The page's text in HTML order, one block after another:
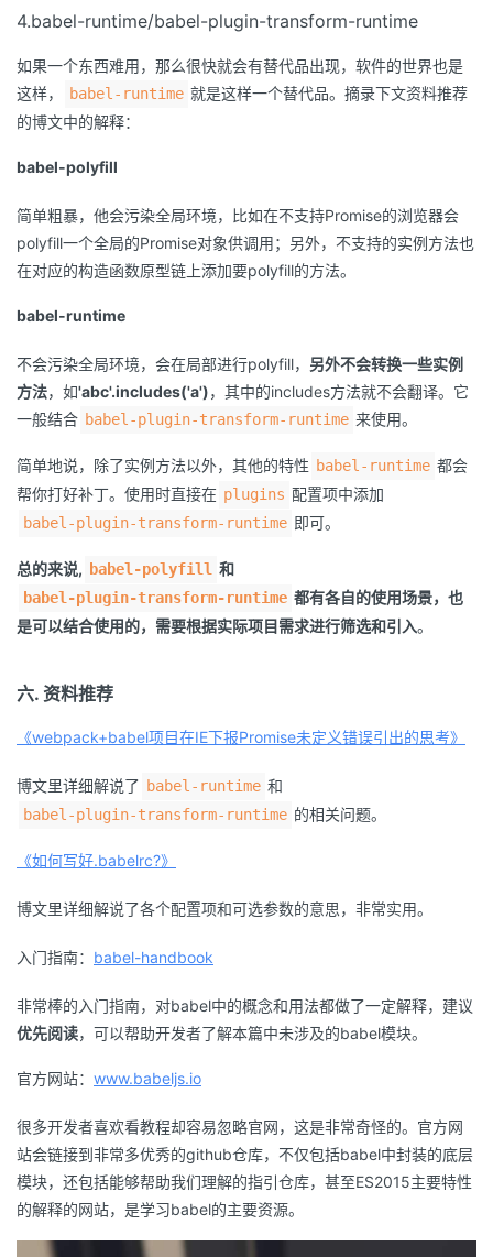
4.babel-runtime/babel-plugin-transform-runtime
如果一个东西难用，那么很快就会有替代品出现，软件的世界也是
这样，
babel-runtime 就是这样一个替代品。摘录下文资料推荐
的博文中的解释：
babel-polyfill
简单粗暴，他会污染全局环境，比如在不支持Promise的浏览器会
polyfill一个全局的Promise对象供调用；另外，不支持的实例方法也
在对应的构造函数原型链上添加要polyfill的方法。
babel-runtime
不会污染全局环境，会在局部进行polyfill， 另外不会转换一些实例
方法，如'abc'.includes('a')，其中的includes方法就不会翻译。它
一般结合 babel-plugin-transform-runtime 来使用。
简单地说，除了实例方法以外，其他的特性 babel-runtime 都会
帮你打好补丁。使用时直接在 plugins 配置项中添加
babel-plugin-transform-runtime 即可。
总的来说, babel-polyfill 和
babel-plugin-transform-runtime 都有各自的使用场景，也
是可以结合使用的，需要根据实际项目需求进行筛选和引入。
六. 资料推荐
《webpack+babel项目在IE下报Promise未定义错误引出的思考》
博文里详细解说了 babel-runtime 和
babel-plugin-transform-runtime 的相关问题。
《如何写好.babelrc?》
博文里详细解说了各个配置项和可选参数的意思，非常实用。
入门指南： babel-handbook
非常棒的入门指南，对babel中的概念和用法都做了一定解释，建议
优先阅读，可以帮助开发者了解本篇中未涉及的babel模块。
官方网站： www.babeljs.io
很多开发者喜欢看教程却容易忽略官网，这是非常奇怪的。官方网
站会链接到非常多优秀的github仓库，不仅包括babel中封装的底层
模块，还包括能够帮助我们理解的指引仓库，甚至ES2015主要特性
的解释的网站，是学习babel的主要资源。